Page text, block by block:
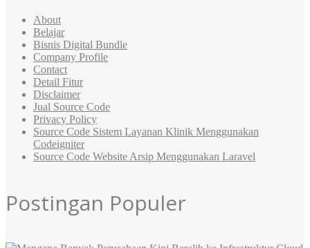
About
Belajar
Bisnis Digital Bundle
Company Profile
Contact
Detail Fitur
Disclaimer
Jual Source Code
Privacy Policy
Source Code Sistem Layanan Klinik Menggunakan
Codeigniter
Source Code Website Arsip Menggunakan Laravel
Postingan Populer